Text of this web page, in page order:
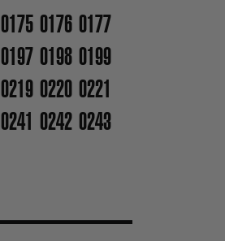
0175 0176 0177
0197 0198 0199
0219 0220 0221
0241 0242 0243